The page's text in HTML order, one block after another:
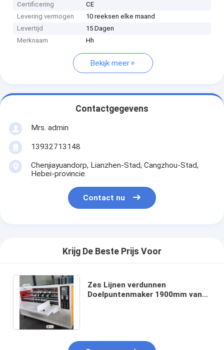
Certificering
CE
Levering vermogen
10 reeksen elke maand
Levertijd
15 Dagen
Merknaam
Hh
Bekijk meer
Contactgegevens
Mrs. admin
13932713148
Chenjiayuandorp, Lianzhen-Stad, Cangzhou-Stad,
Hebei-provincie.
Contact nu
Krijg De Beste Prijs Voor
Zes Lijnen verdunnen
Doelpuntenmaker 1900mm van